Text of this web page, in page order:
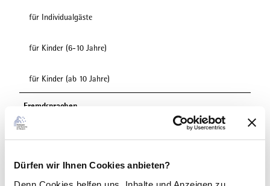
Dürfen wir Ihnen Cookies anbieten?
für Individualgäste
für Kinder (6-10 Jahre)
für Kinder (ab 10 Jahre)
Fremdsprachen
Deutsch